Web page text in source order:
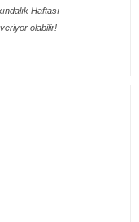
Haftası
olabilir!